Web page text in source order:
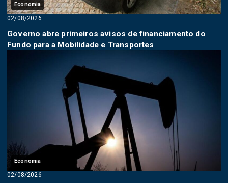
Economia
02/08/2026
Governo abre primeiros avisos de financiamento do
Fundo para a Mobilidade e Transportes
Economia
02/08/2026